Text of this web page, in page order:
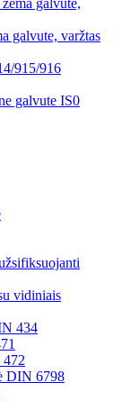
galvute,
galvute, varžtas
915/916
galvute IS0
vidiniais
434
DIN 6798